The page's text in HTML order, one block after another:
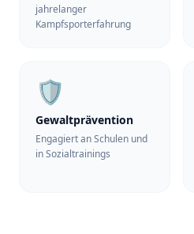
jahrelanger
Kampfsporterfahrung
🛡️
Gewaltprävention
Engagiert an Schulen und
in Sozialtrainings